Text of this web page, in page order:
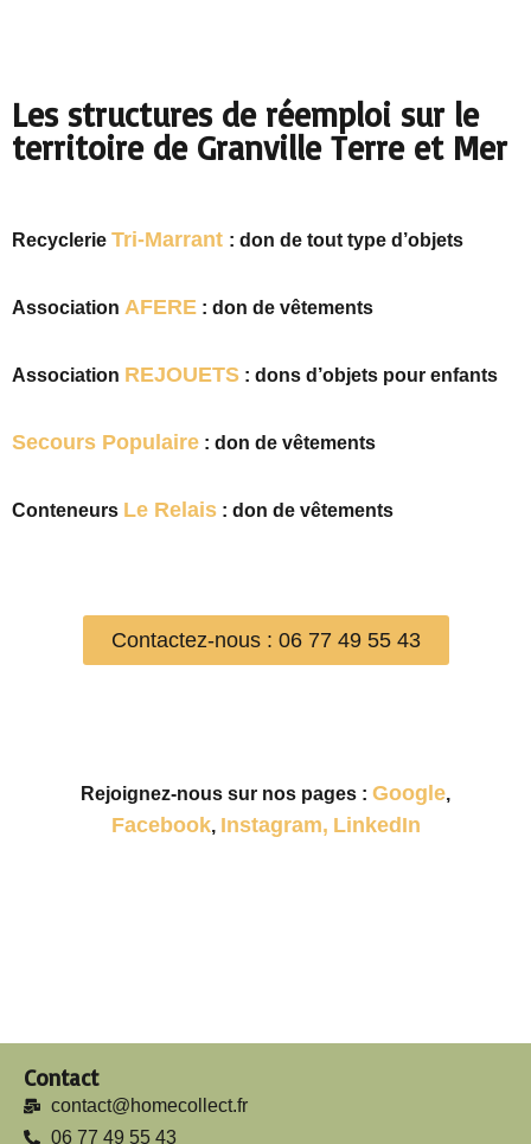
Les structures de réemploi sur le
territoire de Granville Terre et Mer
Recyclerie Tri-Marrant : don de tout type d’objets
Association AFERE : don de vêtements
Association REJOUETS : dons d’objets pour enfants
Secours Populaire : don de vêtements
Conteneurs Le Relais : don de vêtements
Contactez-nous : 06 77 49 55 43
Rejoignez-nous sur nos pages : Google,
Facebook, Instagram, LinkedIn
Contact
contact@homecollect.fr
06 77 49 55 43